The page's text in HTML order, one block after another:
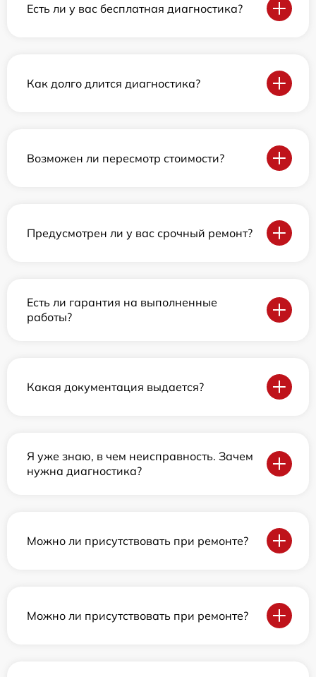
Есть ли у вас бесплатная диагностика?
Как долго длится диагностика?
Возможен ли пересмотр стоимости?
Предусмотрен ли у вас срочный ремонт?
Есть ли гарантия на выполненные
работы?
Какая документация выдается?
Я уже знаю, в чем неисправность. Зачем
нужна диагностика?
Можно ли присутствовать при ремонте?
Можно ли присутствовать при ремонте?